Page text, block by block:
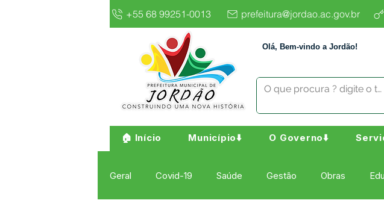
+55 68 99251-0013 prefeitura@jordao.ac.gov.br
Olá, Bem-vindo a Jordão!
🏠 Início Município⬇️ O Governo⬇️
Geral Covid-19 Saúde Gestão Obras